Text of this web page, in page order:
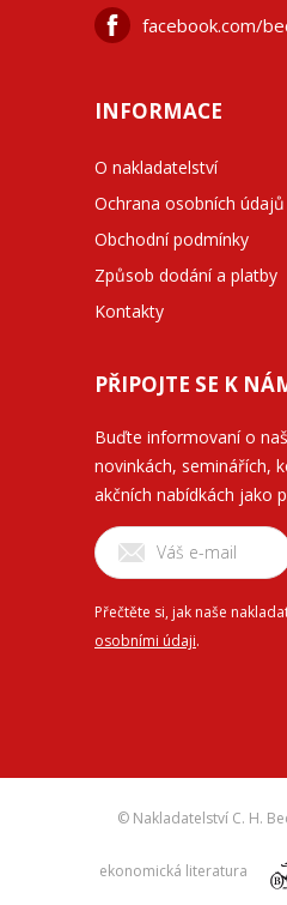
facebook.com/
INFORMACE
O nakladatelství
Ochrana osobních údajů
Obchodní podmínky
Způsob dodání a platby
Kontakty
PŘIPOJTE SE K
Buďte informovaní o
novinkách, seminářích,
akčních nabídkách jako
Přečtěte si, jak naše
osobními údaji.
© Nakladatelství C. H.
ekonomická literatura